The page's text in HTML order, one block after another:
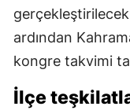
ardından
kongre takvimi
İlçe